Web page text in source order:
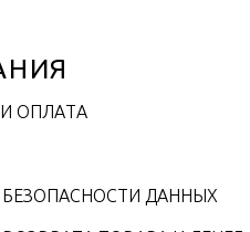
ОПЛАТА
ДАННЫХ